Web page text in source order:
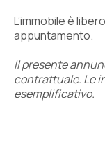
L’immobile è
appuntamento.
Il presente
contrattuale. Le
esemplificativo.